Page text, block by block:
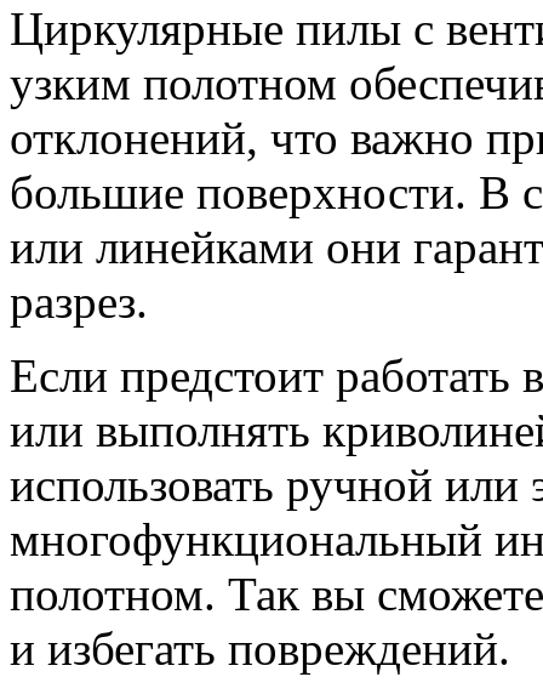
Циркулярные пилы с
узким полотном
отклонений, что важно
большие поверхности. В
или линейками они
разрез.
Если предстоит работать
или выполнять
использовать ручной или
многофункциональный
полотном. Так вы
и избегать повреждений.